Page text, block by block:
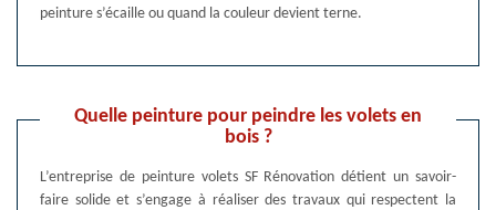
peinture s’écaille ou quand la couleur devient terne.
Quelle peinture pour peindre les volets en
bois ?
L’entreprise de peinture volets SF Rénovation détient un savoir-
faire solide et s’engage à réaliser des travaux qui respectent la